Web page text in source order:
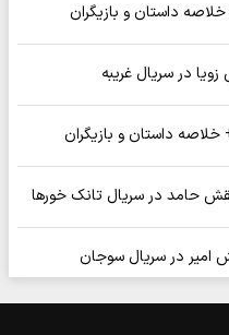
داستان و بازیگران
در سریال غریبه
داستان و بازیگران
حامد در سریال تانک خورها
امیر در سریال سوجان